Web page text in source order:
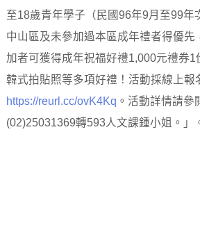
至18歲青年學子（民國96年9月至99年
中山區及未參加過本區成年禮者得優先
加者可獲得成年祝福好禮1,000元禮券1
韓式拍貼照等多項好禮！活動採線上報
https://reurl.cc/ovK4Kq 。活動詳情請參
(02)25031369轉593人文課鍾小姐。」